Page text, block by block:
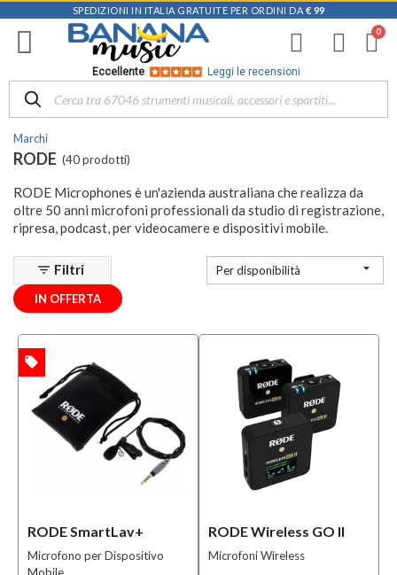
SPEDIZIONI IN ITALIA GRATUITE PER ORDINI DA € 99
Eccellente Leggi le recensioni
Marchi
RODE (40 prodotti)
RODE Microphones è un'azienda australiana che realizza da
oltre 50 anni microfoni professionali da studio di registrazione,
ripresa, podcast, per videocamere e dispositivi mobile.
Filtra
i
risultati
Disponibile
in
Negozio
Music |
Vicenza
(6)
Mezzanota
| Altavilla
Vicentina
(1)
Categoria
Accessori
per
Microfoni
(3)
Cuffie
IN OFFERTA
filter_list Filtri Per disponibilità 
RODE SmartLav+
Microfono per Dispositivo
local_offer
RODE Wireless GO II
Microfoni Wireless